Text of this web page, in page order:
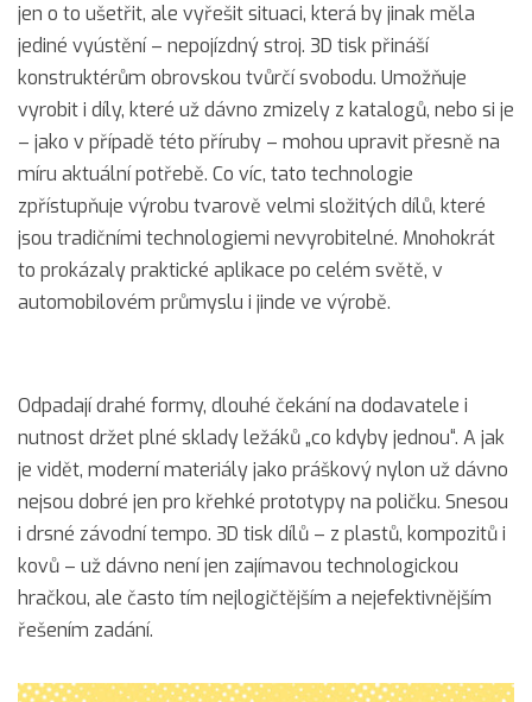
jen o to ušetřit, ale vyřešit situaci, která by jinak měla
jediné vyústění – nepojízdný stroj. 3D tisk přináší
konstruktérům obrovskou tvůrčí svobodu. Umožňuje
vyrobit i díly, které už dávno zmizely z katalogů, nebo si je
– jako v případě této příruby – mohou upravit přesně na
míru aktuální potřebě. Co víc, tato technologie
zpřístupňuje výrobu tvarově velmi složitých dílů, které
jsou tradičními technologiemi nevyrobitelné. Mnohokrát
to prokázaly praktické aplikace po celém světě, v
automobilovém průmyslu i jinde ve výrobě.
Odpadají drahé formy, dlouhé čekání na dodavatele i
nutnost držet plné sklady ležáků „co kdyby jednou“. A jak
je vidět, moderní materiály jako práškový nylon už dávno
nejsou dobré jen pro křehké prototypy na poličku. Snesou
i drsné závodní tempo. 3D tisk dílů – z plastů, kompozitů i
kovů – už dávno není jen zajímavou technologickou
hračkou, ale často tím nejlogičtějším a nejefektivnějším
řešením zadání.